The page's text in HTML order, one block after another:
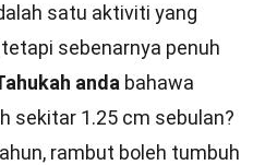
satu aktiviti yang
sebenarnya penuh
anda bahawa
sekitar 1.25 cm sebulan?
rambut boleh tumbuh